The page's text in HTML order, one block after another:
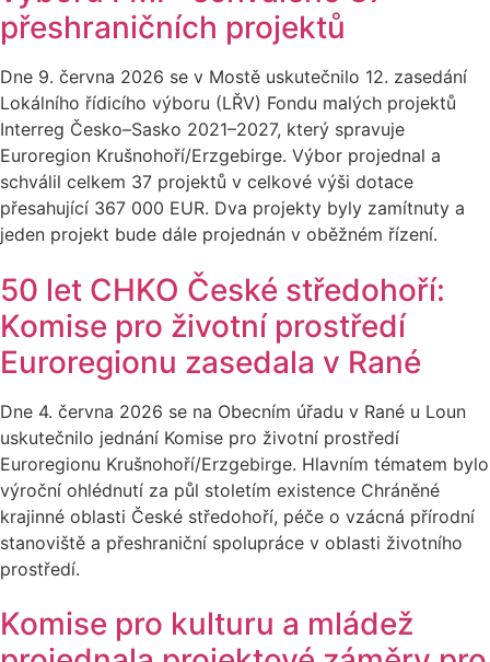
přeshraničních projektů
Dne 9. června 2026 se v Mostě uskutečnilo 12. zasedání
Lokálního řídicího výboru (LŘV) Fondu malých projektů
Interreg Česko–Sasko 2021–2027, který spravuje
Euroregion Krušnohoří/Erzgebirge. Výbor projednal a
schválil celkem 37 projektů v celkové výši dotace
přesahující 367 000 EUR. Dva projekty byly zamítnuty a
jeden projekt bude dále projednán v oběžném řízení.
50 let CHKO České středohoří:
Komise pro životní prostředí
Euroregionu zasedala v Rané
Dne 4. června 2026 se na Obecním úřadu v Rané u Loun
uskutečnilo jednání Komise pro životní prostředí
Euroregionu Krušnohoří/Erzgebirge. Hlavním tématem bylo
výroční ohlédnutí za půl stoletím existence Chráněné
krajinné oblasti České středohoří, péče o vzácná přírodní
stanoviště a přeshraniční spolupráce v oblasti životního
prostředí.
Komise pro kulturu a mládež